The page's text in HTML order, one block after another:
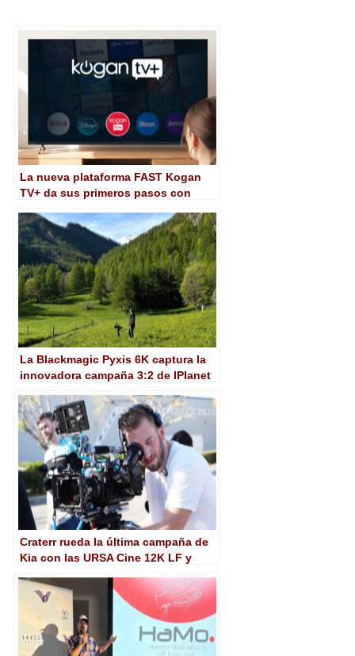
La nueva plataforma FAST Kogan
TV+ da sus primeros pasos con
La Blackmagic Pyxis 6K captura la
innovadora campaña 3:2 de IPlanet
Craterr rueda la última campaña de
Kia con las URSA Cine 12K LF y